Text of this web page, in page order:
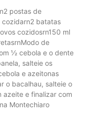
postas de
cozidarn2 batatas
cozidosrn150 ml
de
½ cebola e o dente
salteie os
e azeitonas
o bacalhau, salteie o
azeite e finalizar com
Montechiaro